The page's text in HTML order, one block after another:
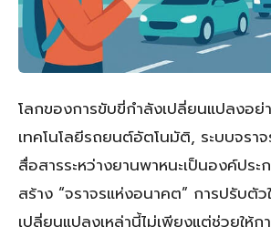
โลกของการขับขี่กำลังเปลี่ยนแปลงอย่
เทคโนโลยีรถยนต์อัตโนมัติ, ระบบจรา
สื่อสารระหว่างยานพาหนะเป็นองค์ปร
สร้าง “จราจรแห่งอนาคต” การปรับตั
เปลี่ยนแปลงเหล่านี้ไม่เพียงแต่ช่วยให้ก